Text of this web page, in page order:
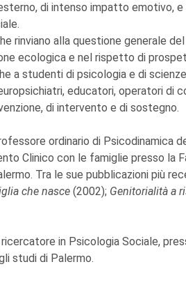
di intenso impatto emotivo,
rinviano alla questione generale
ecologica e nel rispetto di
a studenti di psicologia e di
educatori, operatori di
di intervento e di sostegno.
ordinario di Psicodinamica
Clinico con le famiglie presso la
Tra le sue pubblicazioni più
che nasce (2002); Genitorialità a
in Psicologia Sociale,
studi di Palermo.